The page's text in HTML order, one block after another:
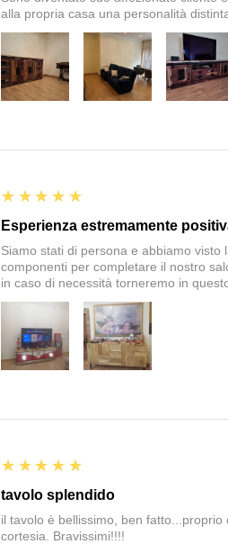
alla propria casa una personalità
5
★★★★★
Esperienza estremamente
Siamo stati di persona e abbiamo
componenti per completare il nostro
in caso di necessità torneremo in
5
★★★★★
tavolo splendido
il tavolo è bellissimo, ben
cortesia. Bravissimi!!!!